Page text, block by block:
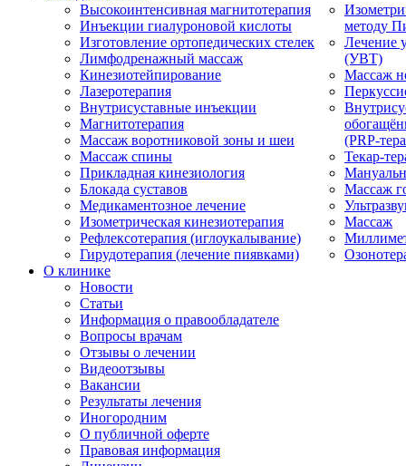
Высокоинтенсивная магнитотерапия
Инъекции гиалуроновой кислоты
Изготовление ортопедических стелек
Лимфодренажный массаж
Кинезиотейпирование
Лазеротерапия
Внутрисуставные инъекции
Магнитотерапия
Массаж воротниковой зоны и шеи
Массаж спины
Прикладная кинезиология
Блокада суставов
Медикаментозное лечение
Изометрическая кинезиотерапия
Рефлексотерапия (иглоукалывание)
Гирудотерапия (лечение пиявками)
методу
Лечение
(УВТ)
Массаж
(PRP-
Текар-
Массаж
Массаж
О клинике
Новости
Статьи
Информация о правообладателе
Вопросы врачам
Отзывы о лечении
Видеоотзывы
Вакансии
Результаты лечения
Иногородним
О публичной оферте
Правовая информация